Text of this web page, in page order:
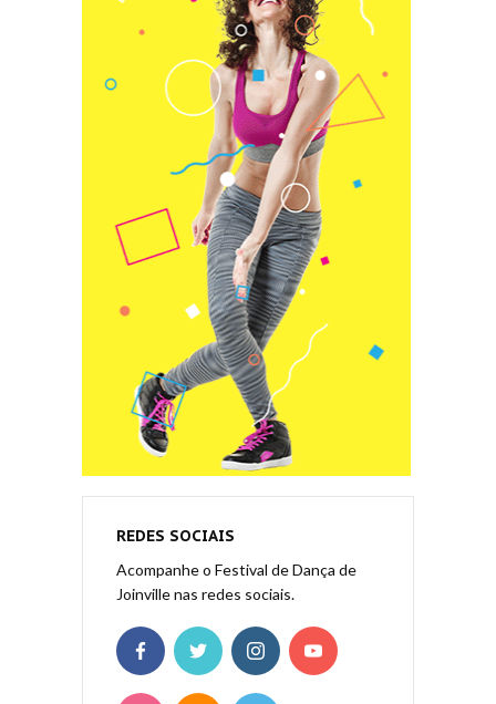
REDES SOCIAIS
Acompanhe o Festival de Dança de
Joinville nas redes sociais.